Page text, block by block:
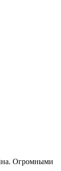
Огромными